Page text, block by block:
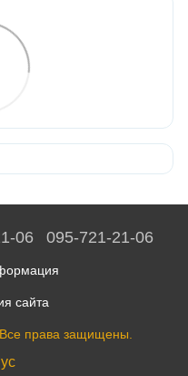
06 095-721-21-06
сайта
права защищены.